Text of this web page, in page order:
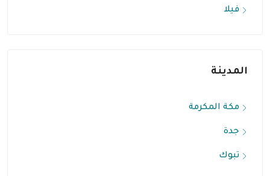
فيلا
المدينة
مكة المكرمة
جدة
تبوك